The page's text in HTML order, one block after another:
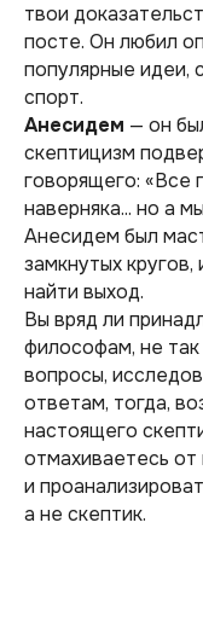
твои
посте. Он любил
популярные идеи,
спорт.
Анесидем — он
скептицизм
говорящего: «Все
наверняка... но а
Анесидем был
замкнутых
найти выход.
Вы вряд ли
философам, не так
вопросы,
ответам, тогда,
настоящего
отмахиваетесь от
и
а не скептик.